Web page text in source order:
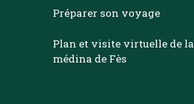
Préparer son voyage
Plan et visite virtuelle de la
médina de Fès